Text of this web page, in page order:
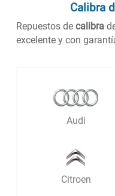
Calibra
Repuestos de calibra
excelente y con
Audi
Citroen